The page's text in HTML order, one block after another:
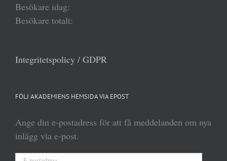
Besökare idag:
Besökare totalt:
Integritetspolicy / GDPR
FÖLJ AKADEMIENS HEMSIDA VIA EPOST
Ange din e-postadress för att få meddelanden om nya
inlägg via e-post.